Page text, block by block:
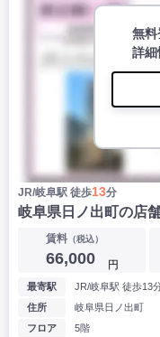
無料
詳細
JR/岐阜駅 徒歩13分
岐阜県日ノ出町の店
賃料（税込）
66,000 円
最寄駅
JR/岐阜駅 徒歩13
住所
岐阜県日ノ出町
フロア
5階